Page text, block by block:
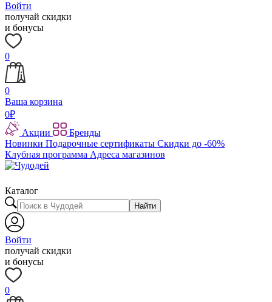
Войти
получай скидки
и бонусы
0
0
Ваша корзина
0₽
Акции
Бренды
Новинки Подарочные сертификаты Скидки до -60%
Клубная программа Адреса магазинов
Каталог
Найти
Войти
получай скидки
и бонусы
0